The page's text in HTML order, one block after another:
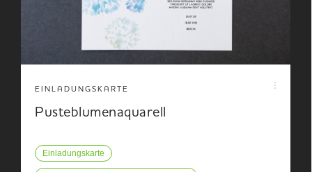
EINLADUNGSKARTE
Pusteblumenaquarell
Einladungskarte